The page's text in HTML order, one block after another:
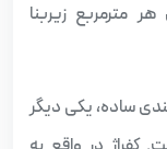
زیربنا
ساده، یکی دیگر